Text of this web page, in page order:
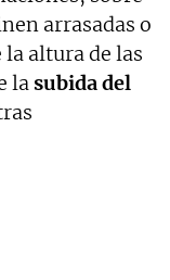
arrasadas o
altura de las
lasubida del